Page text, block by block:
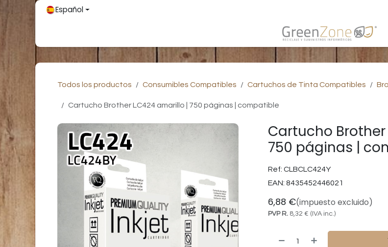
Ir al contenidoEspañol
Todos los productos Consumibles Compatibles Cartuchos de Tinta Compatibles
Cartucho Brother LC424 amarillo | 750 páginas | compatible
Cartucho
750 páginas |
Ref: CLBCLC424Y
EAN: 8435452446021
6,88 €(impuesto excluido)
PVP R. 8,32 € (IVA inc.)